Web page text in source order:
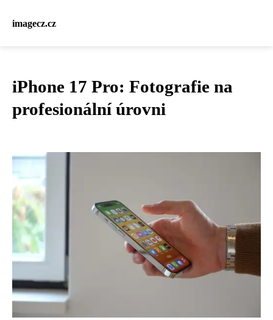
imagecz.cz
iPhone 17 Pro: Fotografie na
profesionální úrovni